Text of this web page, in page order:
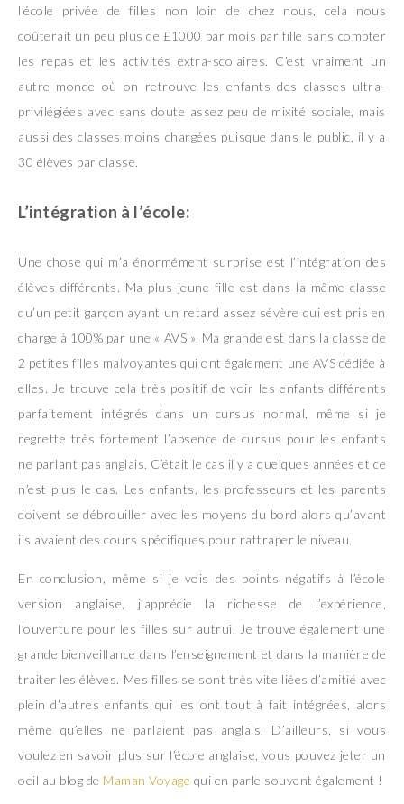
l’école privée de filles non loin de chez nous, cela nous
coûterait un peu plus de £1000 par mois par fille sans compter
les repas et les activités extra-scolaires. C’est vraiment un
autre monde où on retrouve les enfants des classes ultra-
privilégiées avec sans doute assez peu de mixité sociale, mais
aussi des classes moins chargées puisque dans le public, il y a
30 élèves par classe.
L’intégration à l’école:
Une chose qui m’a énormément surprise est l’intégration des
élèves différents. Ma plus jeune fille est dans la même classe
qu’un petit garçon ayant un retard assez sévère qui est pris en
charge à 100% par une « AVS ». Ma grande est dans la classe de
2 petites filles malvoyantes qui ont également une AVS dédiée à
elles. Je trouve cela très positif de voir les enfants différents
parfaitement intégrés dans un cursus normal, même si je
regrette très fortement l’absence de cursus pour les enfants
ne parlant pas anglais. C’était le cas il y a quelques années et ce
n’est plus le cas. Les enfants, les professeurs et les parents
doivent se débrouiller avec les moyens du bord alors qu’avant
ils avaient des cours spécifiques pour rattraper le niveau.
En conclusion, même si je vois des points négatifs à l’école
version anglaise, j’apprécie la richesse de l’expérience,
l’ouverture pour les filles sur autrui. Je trouve également une
grande bienveillance dans l’enseignement et dans la manière de
traiter les élèves. Mes filles se sont très vite liées d’amitié avec
plein d’autres enfants qui les ont tout à fait intégrées, alors
même qu’elles ne parlaient pas anglais. D’ailleurs, si vous
voulez en savoir plus sur l’école anglaise, vous pouvez jeter un
oeil au blog de Maman Voyage qui en parle souvent également !